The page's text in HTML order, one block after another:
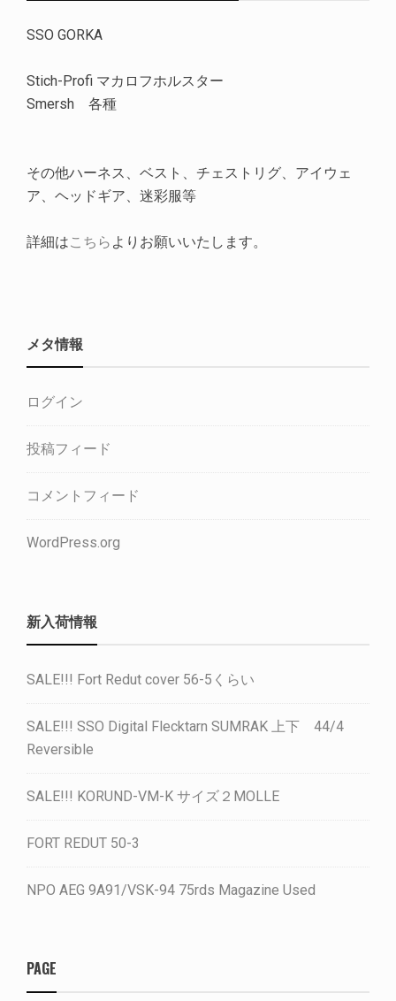
SSO GORKA
Stich-Profi マカロフホルスター
Smersh 各種
その他ハーネス、ベスト、チェストリグ、アイウェ
ア、ヘッドギア、迷彩服等
詳細はこちら よりお願いいたします。
メタ情報
ログイン
投稿フィード
コメントフィード
WordPress.org
新入荷情報
SALE!!! Fort Redut cover 56-5くらい
SALE!!! SSO Digital Flecktarn SUMRAK 上下 44/4
Reversible
SALE!!! KORUND-VM-K サイズ２MOLLE
FORT REDUT 50-3
NPO AEG 9A91/VSK-94 75rds Magazine Used
PAGE